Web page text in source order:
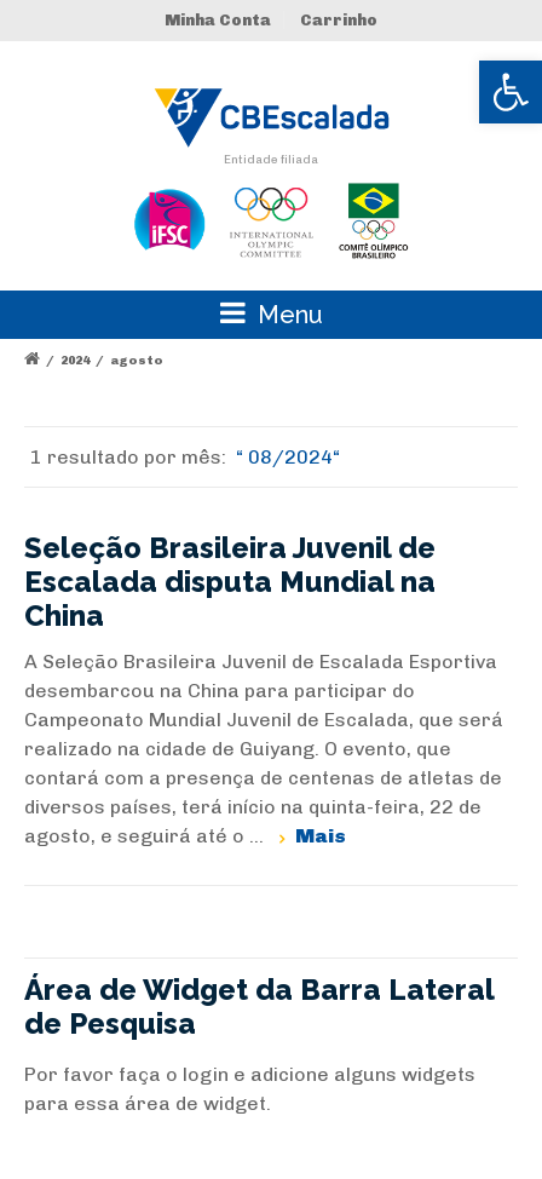
Abrir
Minha Conta Carrinho
Entidade filiada
Menu
/ 2024 / agosto
1 resultado por mês: 08/2024
Seleção Brasileira Juvenil de
Escalada disputa Mundial na
China
A Seleção Brasileira Juvenil de Escalada Esportiva
desembarcou na China para participar do
Campeonato Mundial Juvenil de Escalada, que será
realizado na cidade de Guiyang. O evento, que
contará com a presença de centenas de atletas de
diversos países, terá início na quinta-feira, 22 de
agosto, e seguirá até o ...
Mais
Área de Widget da Barra Lateral
de Pesquisa
Por favor faça o login e adicione alguns widgets
para essa área de widget.